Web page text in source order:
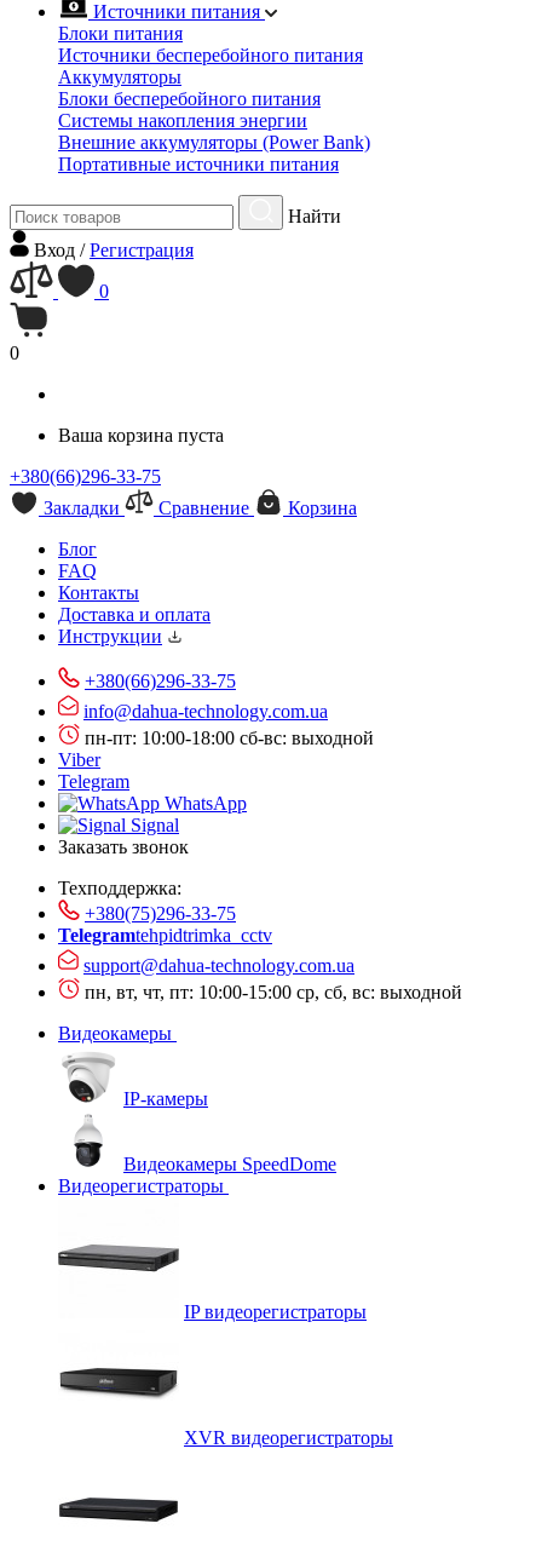
Источники питания
Блоки питания
Источники бесперебойного питания
Аккумуляторы
Блоки бесперебойного питания
Системы накопления энергии
Внешние аккумуляторы (Power Bank)
Портативные источники питания
Найти
Вход /Регистрация
0
0
Ваша корзина пуста
+380(66)296-33-75
Закладки
Сравнение
Корзина
Блог
FAQ
Контакты
Доставка и оплата
Инструкции
+380(66)296-33-75
info@dahua-technology.com.ua
пн-пт: 10:00-18:00 сб-вс: выходной
Viber
Telegram
WhatsApp
Signal
Заказать звонок
Техподдержка:
+380(75)296-33-75
Telegramtehpidtrimka_cctv
support@dahua-technology.com.ua
пн, вт, чт, пт: 10:00-15:00 ср, сб, вс: выходной
Видеокамеры
IP-камеры
Видеокамеры SpeedDome
Видеорегистраторы
IP видеорегистраторы
XVR видеорегистраторы